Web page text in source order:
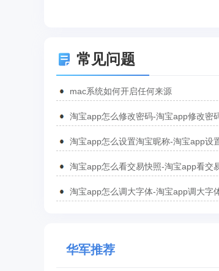
常见问题
mac系统如何开启任何来源
淘宝app怎么修改密码-淘宝app修改密
淘宝app怎么设置淘宝昵称-淘宝app设
淘宝app怎么看交易快照-淘宝app看交
淘宝app怎么调大字体-淘宝app调大字
华军推荐